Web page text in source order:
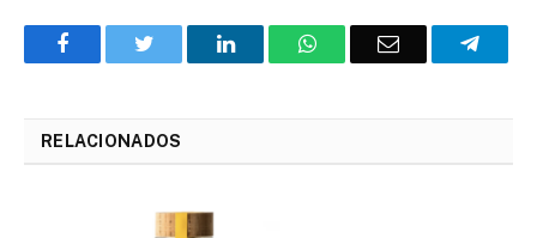
FacebookTwitter
O
WhatsAppE-
RELACIONADOS